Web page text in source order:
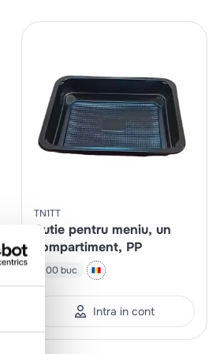
TN1TT
Cutie pentru meniu, un
compartiment, PP
200 buc
Intra in cont